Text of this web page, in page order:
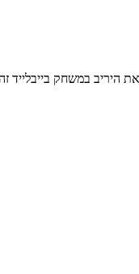
את היריב במשחק